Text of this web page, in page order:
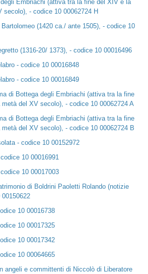
Embriachi (attiva tra la fine del XIV e la
secolo), - codice 10 00062724 H
(1420 ca./ ante 1505), - codice 10
(1316-20/ 1373), - codice 10 00016496
- codice 10 00016848
- codice 10 00016849
di Bottega degli Embriachi (attiva tra la fine
del XV secolo), - codice 10 00062724 A
di Bottega degli Embriachi (attiva tra la fine
del XV secolo), - codice 10 00062724 B
- codice 10 00152972
10 00016991
10 00017003
di Boldrini Paoletti Rolando (notizie
10 00016738
10 00017325
10 00017342
10 00064665
angeli e committenti di Niccolò di Liberatore